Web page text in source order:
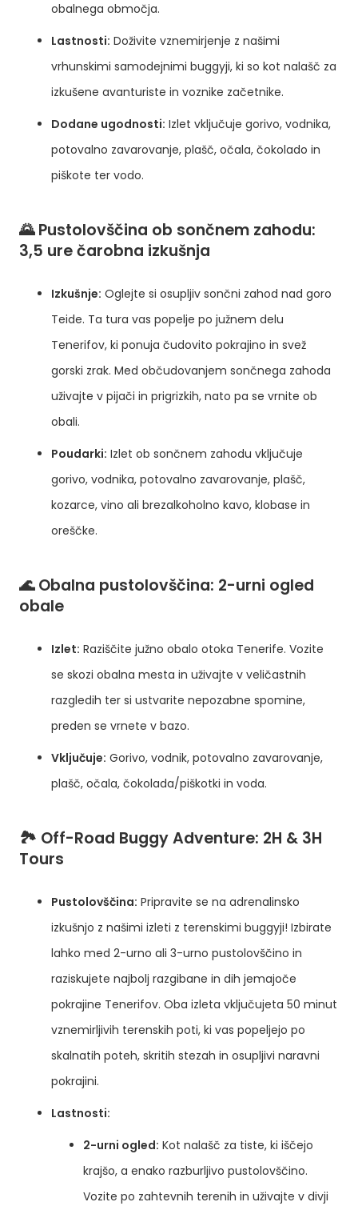
obalnega območja.
Lastnosti: Doživite vznemirjenje z našimi
vrhunskimi samodejnimi buggyji, ki so kot nalašč za
izkušene avanturiste in voznike začetnike.
Dodane ugodnosti: Izlet vključuje gorivo, vodnika,
potovalno zavarovanje, plašč, očala, čokolado in
piškote ter vodo.
🌄 Pustolovščina ob sončnem zahodu:
3,5 ure čarobna izkušnja
Izkušnje: Oglejte si osupljiv sončni zahod nad goro
Teide. Ta tura vas popelje po južnem delu
Tenerifov, ki ponuja čudovito pokrajino in svež
gorski zrak. Med občudovanjem sončnega zahoda
uživajte v pijači in prigrizkih, nato pa se vrnite ob
obali.
Poudarki: Izlet ob sončnem zahodu vključuje
gorivo, vodnika, potovalno zavarovanje, plašč,
kozarce, vino ali brezalkoholno kavo, klobase in
oreščke.
🌊 Obalna pustolovščina: 2-urni ogled
obale
Izlet: Raziščite južno obalo otoka Tenerife. Vozite
se skozi obalna mesta in uživajte v veličastnih
razgledih ter si ustvarite nepozabne spomine,
preden se vrnete v bazo.
Vključuje: Gorivo, vodnik, potovalno zavarovanje,
plašč, očala, čokolada/piškotki in voda.
🏞️ Off-Road Buggy Adventure: 2H & 3H
Tours
Pustolovščina: Pripravite se na adrenalinsko
izkušnjo z našimi izleti z terenskimi buggyji! Izbirate
lahko med 2-urno ali 3-urno pustolovščino in
raziskujete najbolj razgibane in dih jemajoče
pokrajine Tenerifov. Oba izleta vključujeta 50 minut
vznemirljivih terenskih poti, ki vas popeljejo po
skalnatih poteh, skritih stezah in osupljivi naravni
pokrajini.
Lastnosti:
2-urni ogled: Kot nalašč za tiste, ki iščejo
krajšo, a enako razburljivo pustolovščino.
Vozite po zahtevnih terenih in uživajte v divji